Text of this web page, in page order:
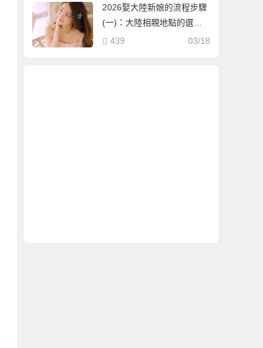
2026娶大陸新娘的流程步驟
(一)：大陸相親地點的選
擇！
03/18
439